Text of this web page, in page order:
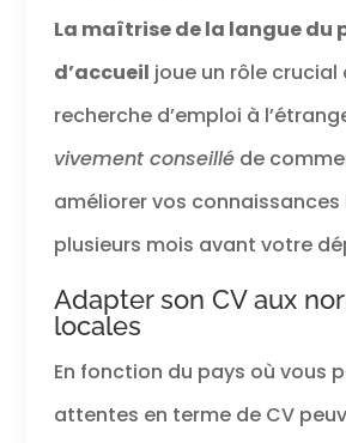
La maîtrise de la langue du
d’accueil joue un rôle
recherche d’emploi à
vivement conseilléde
améliorer vos
plusieurs mois avant votre
Adapter son CV aux
locales
En fonction du pays où vous
attentes en terme de CV